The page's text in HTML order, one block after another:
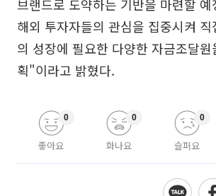
브랜드로 도약하는 기반을 마련할 예
해외 투자자들의 관심을 집중시켜 직
의 성장에 필요한 다양한 자금조달원
획"이라고 밝혔다.
좋아요
0
화나요
0
슬퍼요
0